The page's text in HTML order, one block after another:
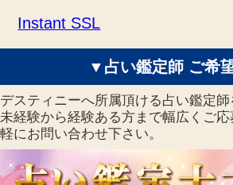
Instant SSL
▼占い鑑定師 ご希
デスティニーへ所属頂ける占い鑑定師
未経験から経験ある方まで幅広くご
軽にお問い合わせ下さい。